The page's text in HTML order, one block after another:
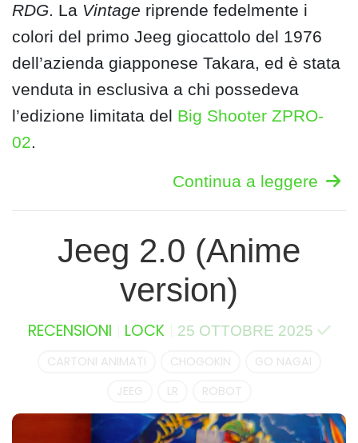
RDG. La Vintage riprende fedelmente i
colori del primo Jeeg giocattolo del 1976
dell’azienda giapponese Takara, ed è stata
venduta in esclusiva a chi possedeva
l’edizione limitata del Big Shooter ZPRO-
02.
Continua a leggere
Jeeg 2.0 (Anime
version)
RECENSIONI LOCK 25 OTTOBRE 2025
CARTONI ANIMATI CHOGOKIN
GO NAGAI
JEEG
LR ROBOT